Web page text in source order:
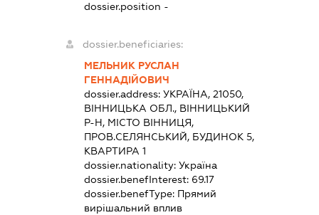
dossier.position -
dossier.beneficiaries:
МЕЛЬНИК РУСЛАН
ГЕННАДІЙОВИЧ
dossier.address:УКРАЇНА, 21050,
ВІННИЦЬКА ОБЛ., ВІННИЦЬКИЙ
Р-Н, МІСТО ВІННИЦЯ,
ПРОВ.СЕЛЯНСЬКИЙ, БУДИНОК 5,
КВАРТИРА 1
dossier.nationality:Україна
dossier.benefInterest: 69.17
dossier.benefType: Прямий
вирішальний вплив